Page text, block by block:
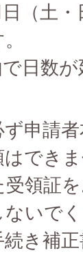
（土
日数
申請
でき
領証
いで
き補